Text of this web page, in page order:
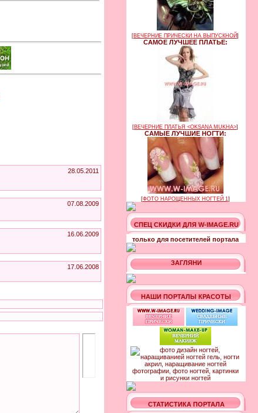
28.05.2011
07.08.2009
16.06.2009
17.06.2008
[ВЕЧЕРНИЕ ПРИЧЕСКИ НА ВЫПУСКНОЙ]
САМОЕ ЛУЧШЕЕ ПЛАТЬЕ:
[ВЕЧЕРНИЕ ПЛАТЬЯ <OKSANA MUKHA>]
САМЫЕ ЛУЧШИЕ НОГТИ:
[ФОТО НАРОЩЕННЫХ НОГТЕЙ 1]
СПЕЦ СКИДКИ ДЛЯ W-IMAGE.RU
только для посетителей портала
ЗАГЛЯНИ
НАШИ ПОРТАЛЫ КРАСОТЫ
СТАТИСТИКА ПОРТАЛА